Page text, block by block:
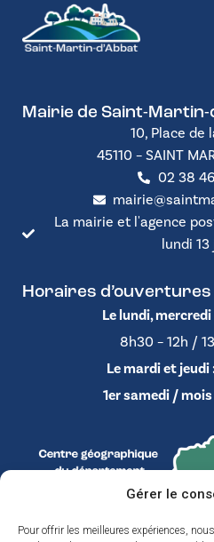
Gérer le
Pour offrir les meilleures expériences,
Mairie de Saint-Martin-
10, Place de
45110 – SAINT
02 38
La mairie et l'agence
lundi
Horaires d’ouvertures
Le lundi,
8h30 – 12h /
Le mardi et jeudi
1er samedi / mois